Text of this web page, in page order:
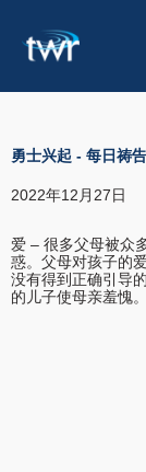
勇士兴起 - 每日祷告
2022年12月27日
爱 – 很多父母被众
惑。父母对孩子的
没有得到正确引导
的儿子使母亲羞愧